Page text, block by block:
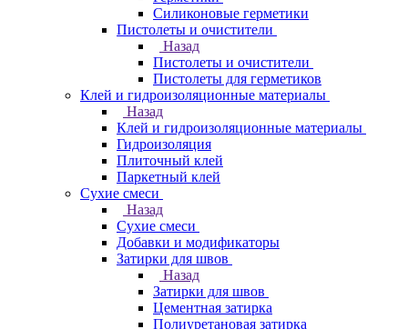
Силиконовые герметики
Пистолеты и очистители
Назад
Пистолеты и очистители
Пистолеты для герметиков
Клей и гидроизоляционные материалы
Назад
Клей и гидроизоляционные материалы
Гидроизоляция
Плиточный клей
Паркетный клей
Сухие смеси
Назад
Сухие смеси
Добавки и модификаторы
Затирки для швов
Назад
Затирки для швов
Цементная затирка
Полиуретановая затирка